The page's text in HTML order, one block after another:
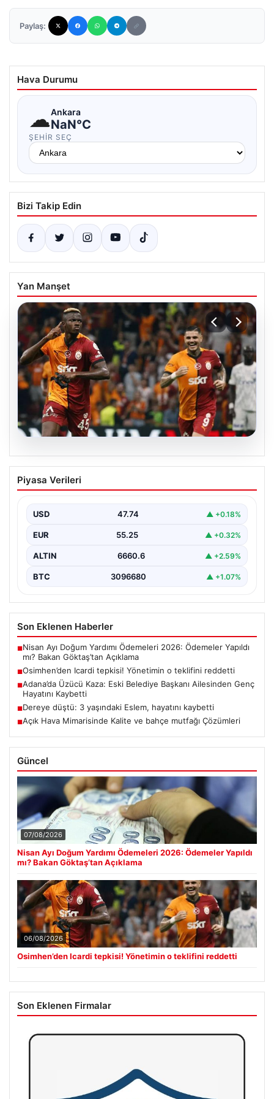
Paylaş:
Hava Durumu
☁Ankara
NaN°C
ŞEHIR SEÇ
Bizi Takip Edin
Yan Manşet
06.08.2026
Osimhen’den Icardi tepkisi! Yönetimin o
teklifini reddetti
Piyasa Verileri
USD 47.74 ▲ +0.18%
EUR 55.25 ▲ +0.32%
ALTIN 6660.6 ▲ +2.59%
BTC 3096680 ▲ +1.07%
Son Eklenen Haberler
■Nisan Ayı Doğum Yardımı Ödemeleri 2026: Ödemeler Yapıldı
mı? Bakan Göktaş’tan Açıklama
■Osimhen’den Icardi tepkisi! Yönetimin o teklifini reddetti
■Adana’da Üzücü Kaza: Eski Belediye Başkanı Ailesinden Genç
Hayatını Kaybetti
■Dereye düştü: 3 yaşındaki Eslem, hayatını kaybetti
■Açık Hava Mimarisinde Kalite ve bahçe mutfağı Çözümleri
Güncel
07/08/2026
Nisan Ayı Doğum Yardımı Ödemeleri 2026: Ödemeler Yapıldı
mı? Bakan Göktaş’tan Açıklama
06/08/2026
Osimhen’den Icardi tepkisi! Yönetimin o teklifini reddetti
Son Eklenen Firmalar